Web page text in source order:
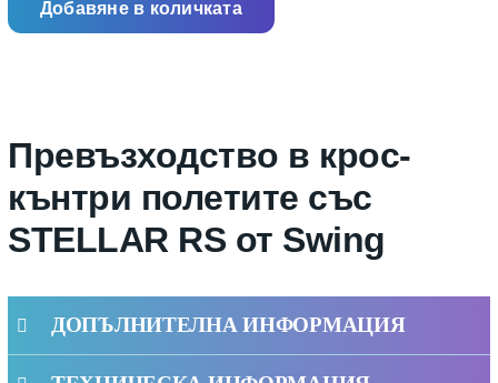
Добавяне в количката
Превъзходство в крос-
кънтри полетите със
STELLAR RS от Swing
ДОПЪЛНИТЕЛНА ИНФОРМАЦИЯ